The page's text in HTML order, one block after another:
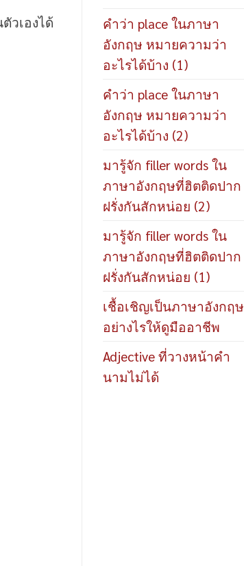
วเองได้
คำว่า place ในภาษา
อังกฤษ หมายความว่า
อะไรได้บ้าง (1)
คำว่า place ในภาษา
อังกฤษ หมายความว่า
อะไรได้บ้าง (2)
มารู้จัก filler words ใน
ภาษาอังกฤษที่ฮิตติดปาก
ฝรั่งกันสักหน่อย (2)
มารู้จัก filler words ใน
ภาษาอังกฤษที่ฮิตติดปาก
ฝรั่งกันสักหน่อย (1)
เชื้อเชิญเป็นภาษาอังกฤษ
อย่างไรให้ดูมืออาชีพ
Adjective ที่วางหน้าคำ
นามไม่ได้